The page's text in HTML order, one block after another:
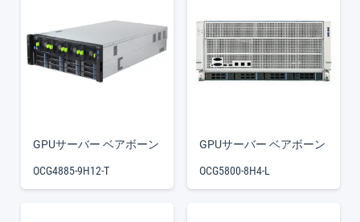
GPUサーバー ベアボーン
OCG4885-9H12-T
GPUサーバー ベアボーン
OCG5800-8H4-L